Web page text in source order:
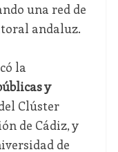
una red de
andaluz.
la
y
Clúster
de Cádiz, y
de